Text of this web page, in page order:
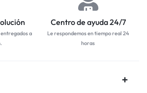
a
Centro de ayuda 24/7
Le respondemos en tiempo real 24
horas